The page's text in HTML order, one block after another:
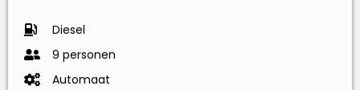
Diesel
9 personen
Automaat